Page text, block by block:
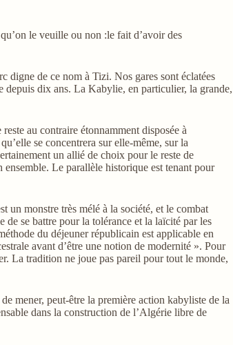
le veuille ou non :le fait d’avoir des
digne de ce nom à Tizi. Nos gares sont éclatées
depuis dix ans. La Kabylie, en particulier, la grande,
au contraire étonnamment disposée à
se concentrera sur elle-même, sur la
un allié de choix pour le reste de
Le parallèle historique est tenant pour
un monstre très mélé à la société, et le combat
se battre pour la tolérance et la laïcité par les
du déjeuner républicain est applicable en
avant d’être une notion de modernité ». Pour
La tradition ne joue pas pareil pour tout le monde,
mener, peut-être la première action kabyliste de la
dans la construction de l’Algérie libre de